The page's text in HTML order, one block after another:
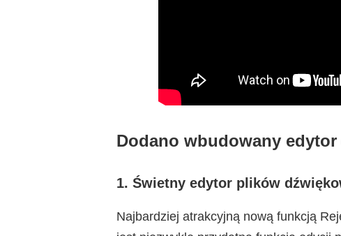
Dodano wbudowany
1. Świetny edytor plików
Najbardziej atrakcyjną nową funkcją